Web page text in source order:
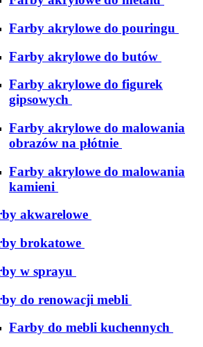
Farby akrylowe do pouringu
Farby akrylowe do butów
Farby akrylowe do figurek
gipsowych
Farby akrylowe do malowania
obrazów na płótnie
Farby akrylowe do malowania
kamieni
akwarelowe
brokatowe
w sprayu
do renowacji mebli
Farby do mebli kuchennych